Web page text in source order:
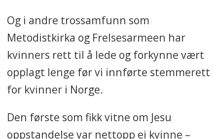
Og i andre trossamfunn som
Metodistkirka og Frelsesarmeen har
kvinners rett til å lede og forkynne vært
opplagt lenge før vi innførte stemmerett
for kvinner i Norge.
Den første som fikk vitne om Jesu
oppstandelse var nettopp ei kvinne –